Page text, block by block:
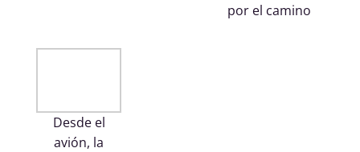
por el camino
Desde el
avión, la